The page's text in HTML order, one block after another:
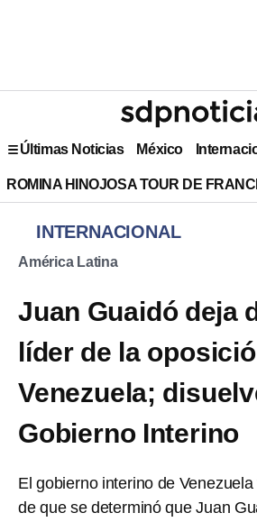
Últimas Noticias México
ROMINA HINOJOSA TOUR DE
INTERNACIONAL
América Latina
Juan Guaidó deja
líder de la
Venezuela;
Gobierno Interino
El gobierno interino de
de que se determinó que Juan